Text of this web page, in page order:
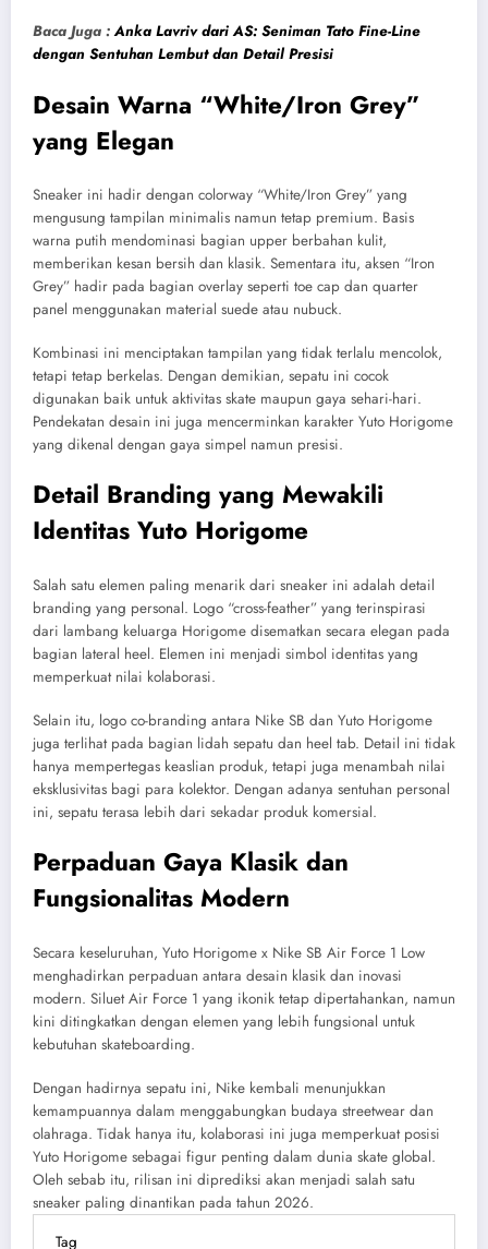
Baca Juga :Anka Lavriv dari AS: Seniman Tato Fine-Line
dengan Sentuhan Lembut dan Detail Presisi
Desain Warna “White/Iron Grey”
yang Elegan
Sneaker ini hadir dengan colorway “White/Iron Grey” yang
mengusung tampilan minimalis namun tetap premium. Basis
warna putih mendominasi bagian upper berbahan kulit,
memberikan kesan bersih dan klasik. Sementara itu, aksen “Iron
Grey” hadir pada bagian overlay seperti toe cap dan quarter
panel menggunakan material suede atau nubuck.
Kombinasi ini menciptakan tampilan yang tidak terlalu mencolok,
tetapi tetap berkelas. Dengan demikian, sepatu ini cocok
digunakan baik untuk aktivitas skate maupun gaya sehari-hari.
Pendekatan desain ini juga mencerminkan karakter Yuto Horigome
yang dikenal dengan gaya simpel namun presisi.
Detail Branding yang Mewakili
Identitas Yuto Horigome
Salah satu elemen paling menarik dari sneaker ini adalah detail
branding yang personal. Logo “cross-feather” yang terinspirasi
dari lambang keluarga Horigome disematkan secara elegan pada
bagian lateral heel. Elemen ini menjadi simbol identitas yang
memperkuat nilai kolaborasi.
Selain itu, logo co-branding antara Nike SB dan Yuto Horigome
juga terlihat pada bagian lidah sepatu dan heel tab. Detail ini tidak
hanya mempertegas keaslian produk, tetapi juga menambah nilai
eksklusivitas bagi para kolektor. Dengan adanya sentuhan personal
ini, sepatu terasa lebih dari sekadar produk komersial.
Perpaduan Gaya Klasik dan
Fungsionalitas Modern
Secara keseluruhan, Yuto Horigome x Nike SB Air Force 1 Low
menghadirkan perpaduan antara desain klasik dan inovasi
modern. Siluet Air Force 1 yang ikonik tetap dipertahankan, namun
kini ditingkatkan dengan elemen yang lebih fungsional untuk
kebutuhan skateboarding.
Dengan hadirnya sepatu ini, Nike kembali menunjukkan
kemampuannya dalam menggabungkan budaya streetwear dan
olahraga. Tidak hanya itu, kolaborasi ini juga memperkuat posisi
Yuto Horigome sebagai figur penting dalam dunia skate global.
Oleh sebab itu, rilisan ini diprediksi akan menjadi salah satu
sneaker paling dinantikan pada tahun 2026.
Tag